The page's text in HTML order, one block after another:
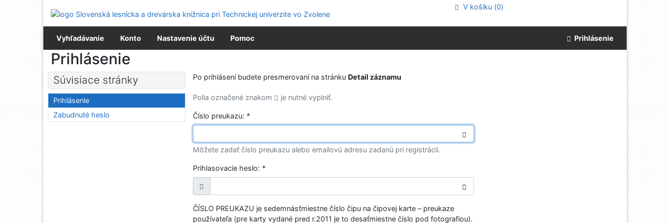
Prejsť na menu
Prehlásenie o webovej prístupnosti
V košíku (0)
Vyhľadávanie Konto Nastavenie účtu Pomoc Prihlásenie
Prihlásenie
Po prihlásení budete presmerovaní na stránku Detail záznamu
Polia označené znakom je nutné vyplniť.
Číslo preukazu: *
Môžete zadať číslo preukazu alebo emailovú adresu zadanú pri registrácii.
Prihlasovacie heslo: *
ČÍSLO PREUKAZU je sedemnásťmiestne číslo čipu na čipovej karte – preukaze
používateľa (pre karty vydané pred r.2011 je to desaťmiestne číslo pod fotografiou).
Súvisiace stránky
Prihlásenie
Zabudnuté heslo